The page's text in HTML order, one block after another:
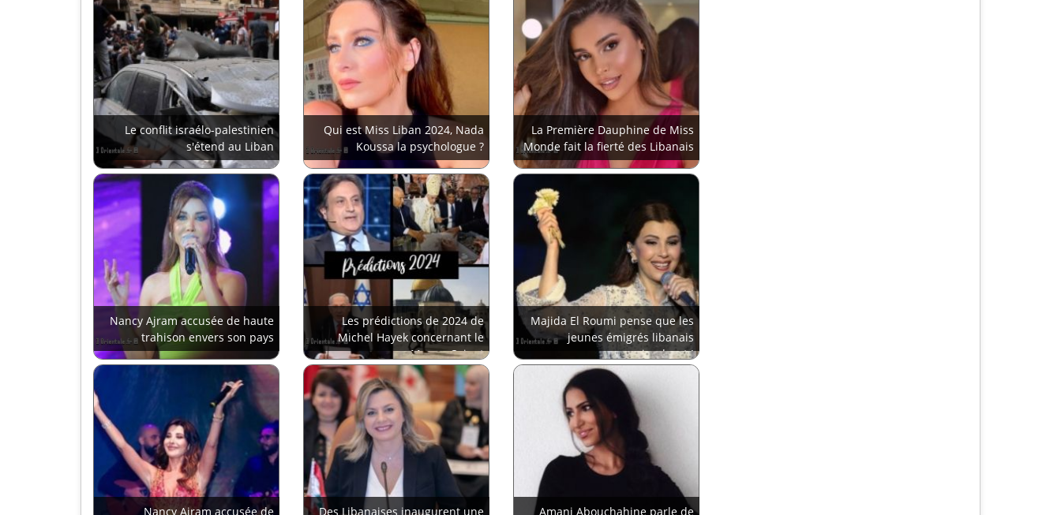
Le conflit israélo-palestinien
s'étend au Liban
Qui est Miss Liban 2024, Nada
Koussa la psychologue ?
La Première Dauphine de Miss
Monde fait la fierté des Libanais
Nancy Ajram accusée de haute
trahison envers son pays
Les prédictions de 2024 de
Michel Hayek concernant le
Moyen-Orient
Majida El Roumi pense que les
jeunes émigrés libanais
reviendront !
Nancy Ajram accusée de Des Libanaises inaugurent une Amani Abouchahine parle de